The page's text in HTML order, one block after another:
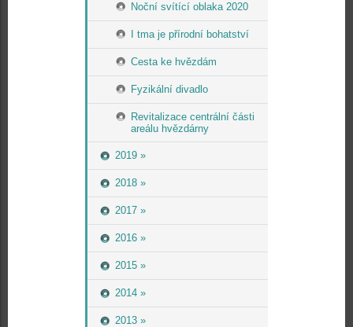
Noční svítící oblaka 2020
I tma je přírodní bohatství
Cesta ke hvězdám
Fyzikální divadlo
Revitalizace centrální části
areálu hvězdárny
2019 »
2018 »
2017 »
2016 »
2015 »
2014 »
2013 »